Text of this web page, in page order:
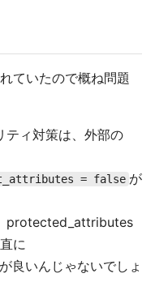
ていたので概ね問題
ィ対策は、外部の
= false が
protected_attributes
に
良いんじゃないでしょ